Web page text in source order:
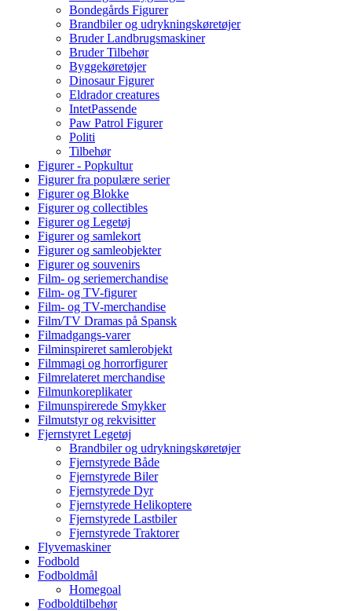
Bondegårds Figurer
Brandbiler og udrykningskøretøjer
Bruder Landbrugsmaskiner
Bruder Tilbehør
Byggekøretøjer
Dinosaur Figurer
Eldrador creatures
IntetPassende
Paw Patrol Figurer
Politi
Tilbehør
Figurer - Popkultur
Figurer fra populære serier
Figurer og Blokke
Figurer og collectibles
Figurer og Legetøj
Figurer og samlekort
Figurer og samleobjekter
Figurer og souvenirs
Film- og seriemerchandise
Film- og TV-figurer
Film- og TV-merchandise
Film/TV Dramas på Spansk
Filmadgangs-varer
Filminspireret samlerobjekt
Filmmagi og horrorfigurer
Filmrelateret merchandise
Filmunkoreplikater
Filmunspirerede Smykker
Filmutstyr og rekvisitter
Fjernstyret Legetøj
Brandbiler og udrykningskøretøjer
Fjernstyrede Både
Fjernstyrede Biler
Fjernstyrede Dyr
Fjernstyrede Helikoptere
Fjernstyrede Lastbiler
Fjernstyrede Traktorer
Flyvemaskiner
Fodbold
Fodboldmål
Homegoal
Fodboldtilbehør